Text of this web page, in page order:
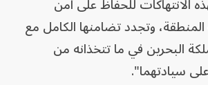
وتجدد تضامنها الكامل مع
البحرين في ما تتخذانه من
سيادتهما".